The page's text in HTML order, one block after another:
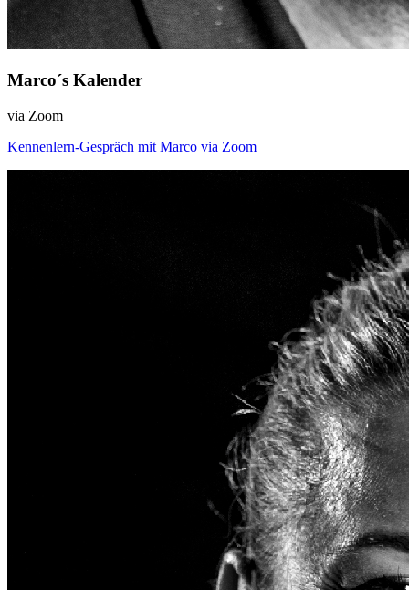
Marco´s Kalender
via Zoom
Kennenlern-Gespräch mit Marco via Zoom